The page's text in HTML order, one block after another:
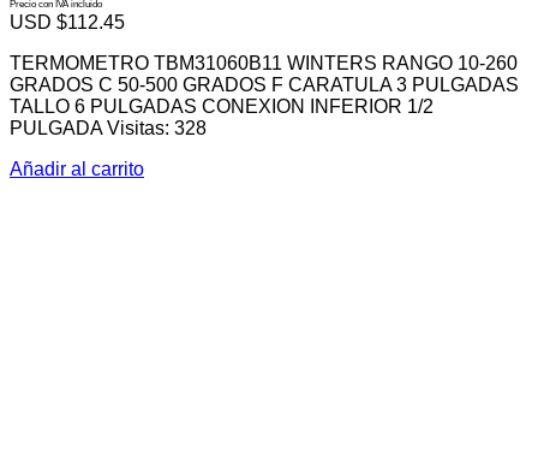
Precio con IVA incluido
USD $112.45
TERMOMETRO TBM31060B11 WINTERS RANGO 10-260
GRADOS C 50-500 GRADOS F CARATULA 3 PULGADAS
TALLO 6 PULGADAS CONEXION INFERIOR 1/2
PULGADA Visitas: 328
Añadir al carrito